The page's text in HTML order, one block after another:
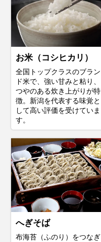
お米（コシヒカリ）
全国トップクラスのブラン
ド米で、強い甘みと粘り、
つやのある炊き上がりが特
徴。新潟を代表する味覚と
して高い評価を受けていま
す。
へぎそば
布海苔（ふのり）をつなぎ